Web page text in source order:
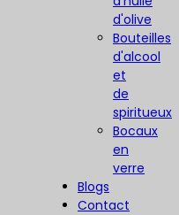
d'olive
Bouteilles
d'alcool
et
de
spiritueux
Bocaux
en
verre
Blogs
Contact